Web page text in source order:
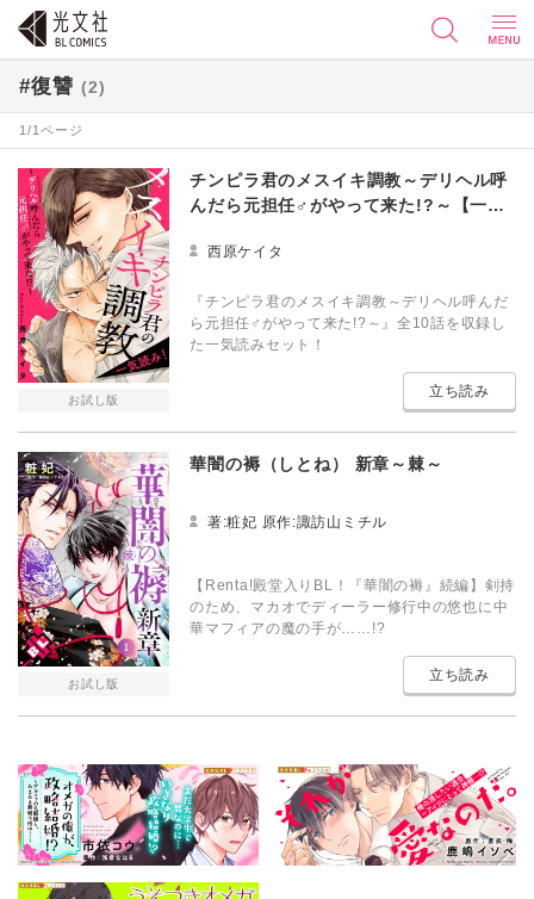
#復讐 (2)
1/1ページ
お試し版
チンピラ君のメスイキ調教～デリヘル呼
んだら元担任♂がやって来た!?～【一気
西原ケイタ
『チンピラ君のメスイキ調教～デリヘル呼んだ
ら元担任♂がやって来た!?～』全10話を収録し
た一気読みセット！
立ち読み
お試し版
華闇の褥（しとね） 新章～棘～
著:粧妃 原作:諏訪山ミチル
【Renta!殿堂入りBL！『華闇の褥』続編】剣持
のため、マカオでディーラー修行中の悠也に中
華マフィアの魔の手が……!?
立ち読み